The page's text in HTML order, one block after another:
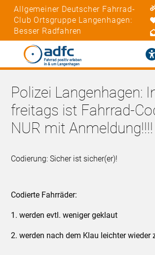
Allgemeiner Deutscher Fahrrad-
Club Ortsgruppe Langenhagen:
Besser Radfahren
Polizei Langenhagen:
freitags ist Fahrrad-
NUR mit Anmeldung!!!!
Codierung: Sicher ist sicher(er)!
Codierte Fahrräder:
1. werden evtl. weniger geklaut
2. werden nach dem Klau leichter wieder